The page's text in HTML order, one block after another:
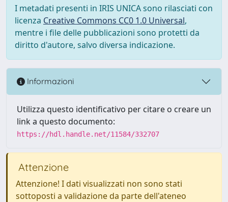
I metadati presenti in IRIS UNICA sono rilasciati con
licenza Creative Commons CC0 1.0 Universal,
mentre i file delle pubblicazioni sono protetti da
diritto d'autore, salvo diversa indicazione.
Informazioni
Utilizza questo identificativo per citare o creare un
link a questo documento:
https://hdl.handle.net/11584/332707
Attenzione
Attenzione! I dati visualizzati non sono stati
sottoposti a validazione da parte dell'ateneo